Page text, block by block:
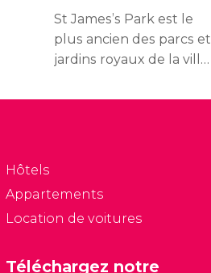
St James’s Park est le
plus ancien des parcs et
jardins royaux de la ville.
vert est situé en plein
Hôtels
Appartements
Location de voitures
Téléchargez notre